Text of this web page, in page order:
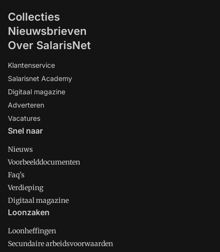
Collecties
Nieuwsbrieven
Over SalarisNet
Klantenservice
Salarisnet Academy
Digitaal magazine
Adverteren
Vacatures
Snel naar
Nieuws
Voorbeelddocumenten
Faq's
Verdieping
Digitaal magazine
Loonzaken
Loonheffingen
Secundaire arbeidsvoorwaarden